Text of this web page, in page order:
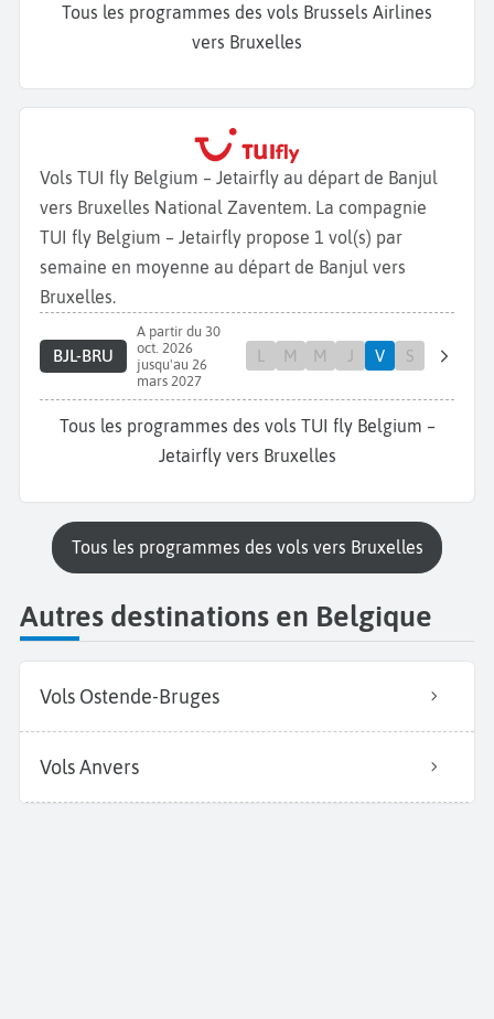
Tous les programmes des vols Brussels Airlines
vers Bruxelles
Vols TUI fly Belgium – Jetairfly au départ de Banjul
vers Bruxelles National Zaventem. La compagnie
TUI fly Belgium – Jetairfly propose 1 vol(s) par
semaine en moyenne au départ de Banjul vers
Bruxelles.
BJL-BRU
A partir du 30
oct. 2026
jusqu'au 26
mars 2027
L M M J V S
Tous les programmes des vols TUI fly Belgium –
Jetairfly vers Bruxelles
Tous les programmes des vols vers Bruxelles
Autres destinations en Belgique
Vols Ostende-Bruges
Vols Anvers